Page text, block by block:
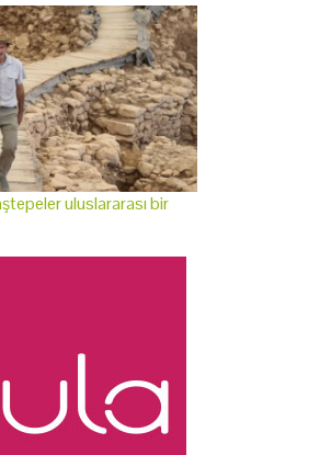
uluslararası bir